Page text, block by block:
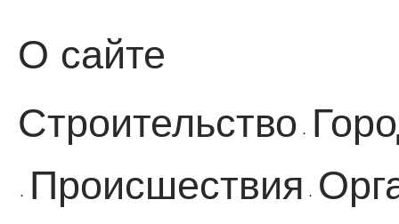
О сайте
Строительство ·
· Происшествия ·